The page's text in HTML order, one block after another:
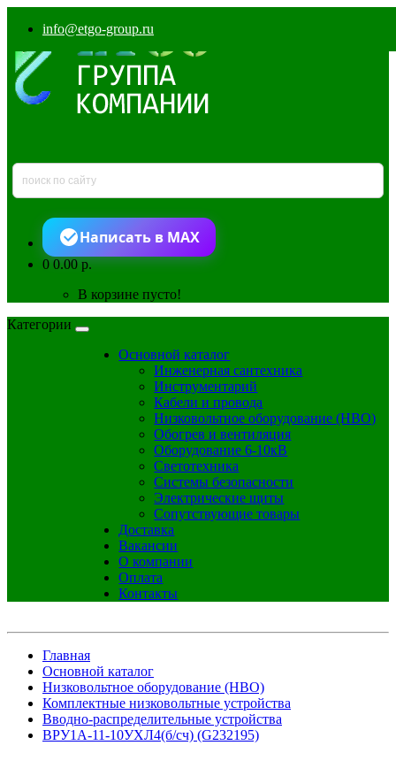
info@etgo-group.ru
Написать в MAX
00.00 р.
В корзине пусто!
Категории
Основной каталог
Инженерная сантехника
Инструментарий
Кабели и провода
Низковольтное оборудование (НВО)
Обогрев и вентиляция
Оборудование 6-10кВ
Светотехника
Системы безопасности
Электрические щиты
Сопутствующие товары
Доставка
Вакансии
О компании
Оплата
Контакты
Главная
Основной каталог
Низковольтное оборудование (НВО)
Комплектные низковольтные устройства
Вводно-распределительные устройства
ВРУ1А-11-10УХЛ4(б/сч) (G232195)